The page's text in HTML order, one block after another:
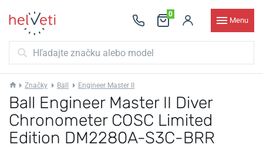
0
Menu
Značky Ball Engineer Master II
Ball Engineer Master II Diver
Chronometer COSC Limited
Edition DM2280A-S3C-BRR